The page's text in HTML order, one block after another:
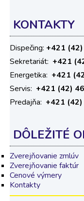
KONTAKTY
Dispečing: +421
Sekretariát: +421
Energetika: +421
Servis: +421 (42)
Predajňa: +421
DÔLEŽITÉ
Zverejňovanie zmlúv
Zverejňovanie faktúr
Cenové výmery
Kontakty